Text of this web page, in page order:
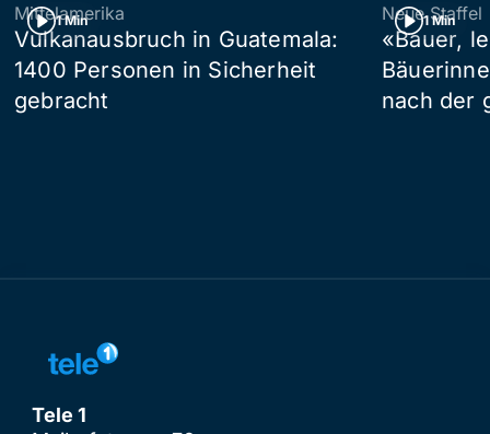
1 Min
Mittelamerika
Vulkanausbruch in Guatemala:
1400 Personen in Sicherheit
gebracht
1 Min
Neue Staffel
«Bauer,
nach der
Tele 1